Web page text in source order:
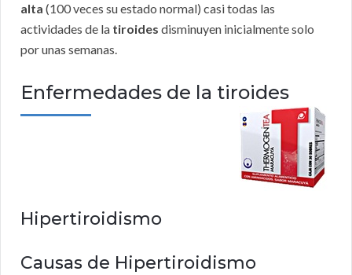
alta (100 veces su estado normal) casi todas las
actividades de la tiroides disminuyen inicialmente solo
por unas semanas.
Enfermedades de la tiroides
Hipertiroidismo
Causas de Hipertiroidismo